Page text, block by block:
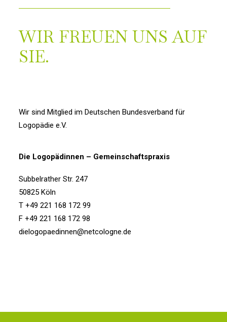
WIR FREUEN UNS AUF
SIE.
Wir sind Mitglied im Deutschen Bundesverband für
Logopädie e.V.
Die Logopädinnen – Gemeinschaftspraxis
Subbelrather Str. 247
50825 Köln
T +49 221 168 172 99
F +49 221 168 172 98
dielogopaedinnen@netcologne.de